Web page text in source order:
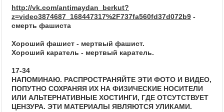
http://vk.com/antimaydan_berkut?
z=video3874687_168447317%2F737fa560fd37d072b9 -
смерть фашиста
Хороший фашист - мертвый фашист.
Хороший каратель - мертвый каратель.
17-34
НАПОМИНАЮ. РАСПРОСТРАНЯЙТЕ ЭТИ ФОТО И ВИДЕО,
ПОПУТНО СОХРАНЯЯ ИХ НА ФИЗИЧЕСКИЕ НОСИТЕЛИ
ИЛИ АЛЬТЕРНАТИВНЫЕ ХОСТИНГИ, ГДЕ ОТСУТСТВУЕТ
ЦЕНЗУРА. ЭТИ МАТЕРИАЛЫ ЯВЛЯЮТСЯ УЛИКАМИ.